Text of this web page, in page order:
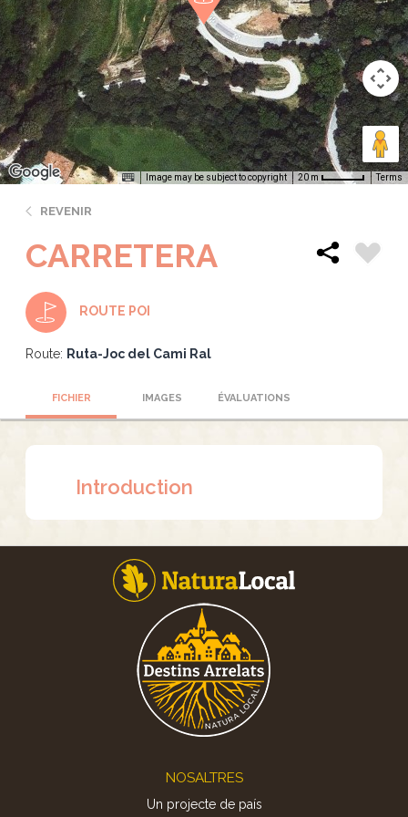
Image may be subject to copyright 20 m Terms
REVENIR
CARRETERA
ROUTE POI
Route: Ruta-Joc del Cami Ral
FICHIER IMAGES ÉVALUATIONS
Introduction
NOSALTRES
Un projecte de país